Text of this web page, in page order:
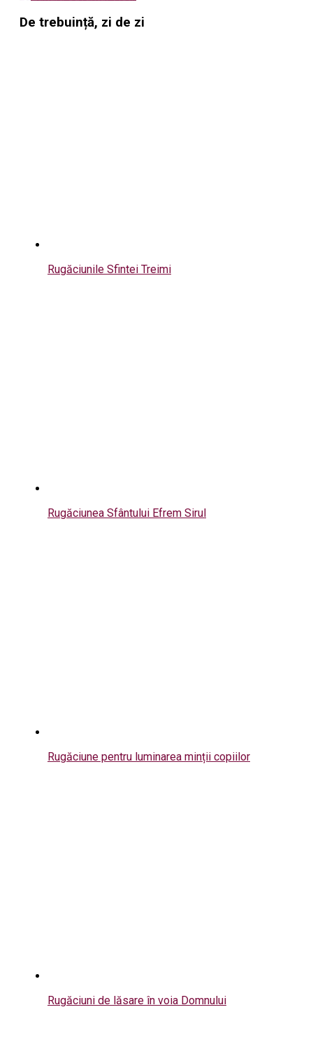
De trebuință, zi de zi
Rugăciunile Sfintei Treimi
Rugăciunea Sfântului Efrem Sirul
Rugăciune pentru luminarea minții copiilor
Rugăciuni de lăsare în voia Domnului